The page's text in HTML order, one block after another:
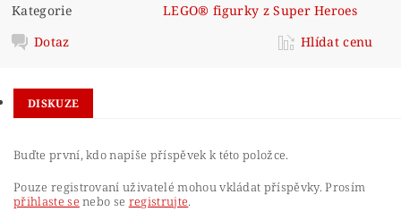
Kategorie
LEGO® figurky z Super Heroes
Dotaz
Hlídat cenu
DISKUZE
Buďte první, kdo napíše příspěvek k této položce.
Pouze registrovaní uživatelé mohou vkládat příspěvky. Prosím
přihlaste se nebo se registrujte.